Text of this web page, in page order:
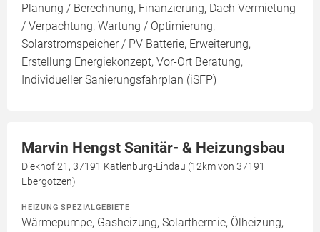
Planung / Berechnung, Finanzierung, Dach Vermietung
/ Verpachtung, Wartung / Optimierung,
Solarstromspeicher / PV Batterie, Erweiterung,
Erstellung Energiekonzept, Vor-Ort Beratung,
Individueller Sanierungsfahrplan (iSFP)
Marvin Hengst Sanitär- & Heizungsbau
Diekhof 21, 37191 Katlenburg-Lindau (12km von 37191
Ebergötzen)
HEIZUNG SPEZIALGEBIETE
Wärmepumpe, Gasheizung, Solarthermie, Ölheizung,